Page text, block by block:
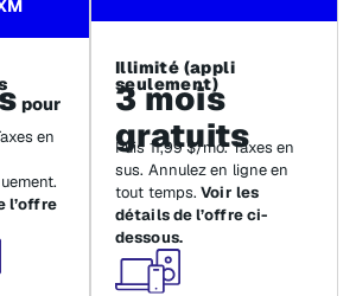
pour
en
l’offre
Illimité (appli
seulement)
3 mois
gratuits
Puis 11,99 $/mo. Taxes en
sus. Annulez en ligne en
tout temps.Voir les
détails de l’offre ci-
dessous.